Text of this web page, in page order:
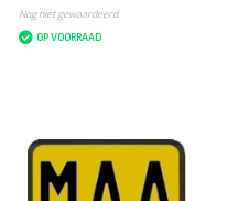
Nog niet gewaardeerd
OP VOORRAAD